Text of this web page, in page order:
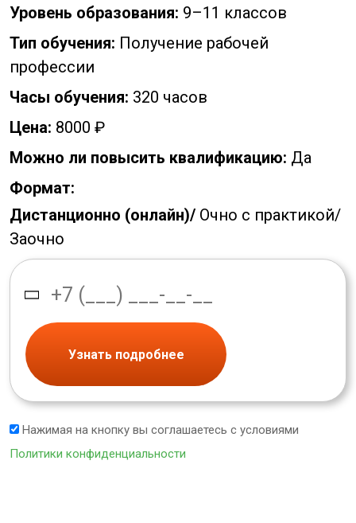
Уровень образования: 9–11 классов
Тип обучения: Получение рабочей
профессии
Часы обучения: 320 часов
Цена: 8000 ₽
Можно ли повысить квалификацию: Да
Формат:
Дистанционно (онлайн)/ Очно с практикой/
Заочно
Узнать подробнее
Нажимая на кнопку вы соглашаетесь с условиями
Политики конфиденциальности